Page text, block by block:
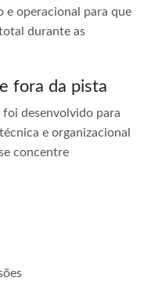
e operacional para que
durante as
fora da pista
foi desenvolvido para
e organizacional
concentre